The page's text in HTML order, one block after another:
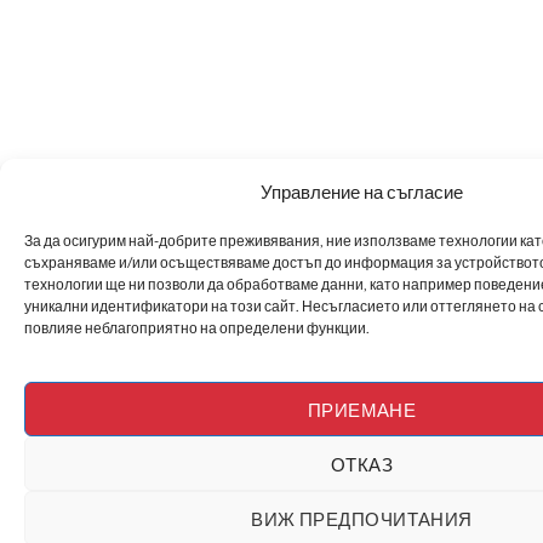
Управление на съгласие
За да осигурим най-добрите преживявания, ние използваме технологии
съхраняваме и/или осъществяваме достъп до информация за
технологии ще ни позволи да обработваме данни, като например
уникални идентификатори на този сайт. Несъгласието или оттеглянето на
повлияе неблагоприятно на определени функции.
ПРИЕМАНЕ
ОТКАЗ
ВИЖ ПРЕДПОЧИТАНИЯ